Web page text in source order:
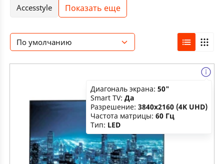
Accesstyle
Показать еще
По умолчанию
Диагональ экрана: 50"
Smart TV: Да
Разрешение: 3840x2160 (4K UHD)
Частота матрицы: 60 Гц
Тип: LED